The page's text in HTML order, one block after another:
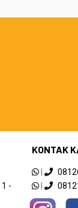
-
KONTAK
|
|